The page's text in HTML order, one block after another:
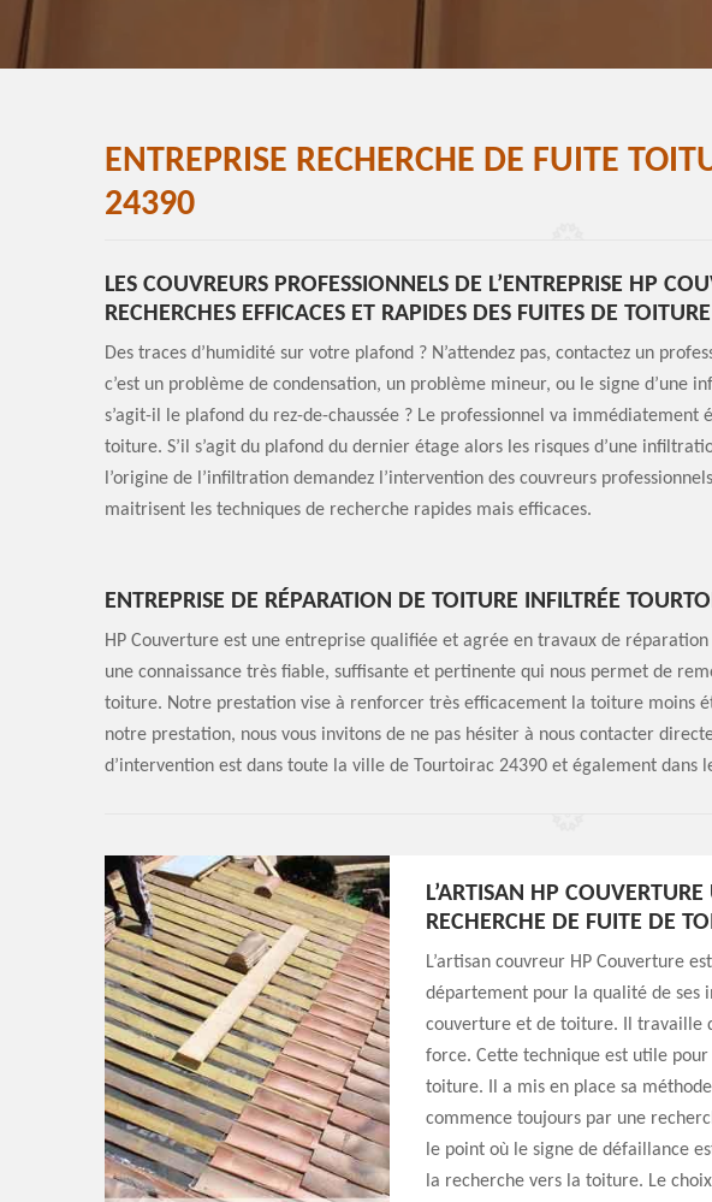
ENTREPRISE RECHERCHE DE FUITE
24390
LES COUVREURS PROFESSIONNELS DE L’ENTREPRISE HP
RECHERCHES EFFICACES ET RAPIDES DES FUITES DE TOITURE
Des traces d’humidité sur votre plafond ? N’attendez pas, contactez un
c’est un problème de condensation, un problème mineur, ou le signe d’une
s’agit-il le plafond du rez-de-chaussée ? Le professionnel va
toiture. S’il s’agit du plafond du dernier étage alors les risques d’une
l’origine de l’infiltration demandez l’intervention des couvreurs
maitrisent les techniques de recherche rapides mais efficaces.
ENTREPRISE DE RÉPARATION DE TOITURE INFILTRÉE
HP Couverture est une entreprise qualifiée et agrée en travaux de
une connaissance très fiable, suffisante et pertinente qui nous permet de
toiture. Notre prestation vise à renforcer très efficacement la toiture moins
notre prestation, nous vous invitons de ne pas hésiter à nous contacter
d’intervention est dans toute la ville de Tourtoirac 24390 et également dans
L’ARTISAN HP
RECHERCHE DE FUITE DE
L’artisan couvreur HP Couverture
département pour la qualité de ses
couverture et de toiture. Il travaille
force. Cette technique est utile
toiture. Il a mis en place sa
commence toujours par une
le point où le signe de défaillance
la recherche vers la toiture. Le